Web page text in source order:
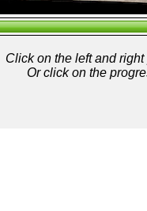
Click on the left and
Or click on the